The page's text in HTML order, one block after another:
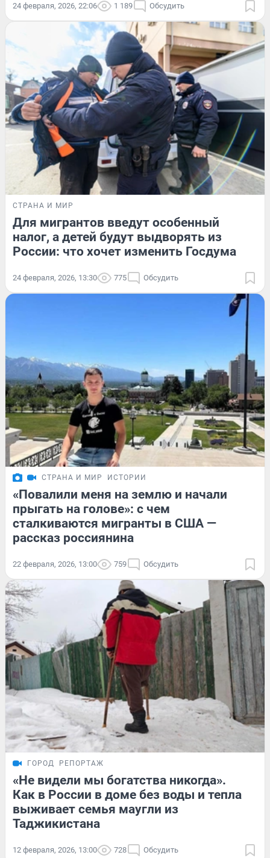
24 февраля, 2026, 22:06 1 189 Обсудить
СТРАНА И МИР
Для мигрантов введут особенный
налог, а детей будут выдворять из
России: что хочет изменить Госдума
24 февраля, 2026, 13:30 775 Обсудить
СТРАНА И МИР ИСТОРИИ
«Повалили меня на землю и начали
прыгать на голове»: с чем
сталкиваются мигранты в США —
рассказ россиянина
22 февраля, 2026, 13:00 759 Обсудить
ГОРОД РЕПОРТАЖ
«Не видели мы богатства никогда».
Как в России в доме без воды и тепла
выживает семья маугли из
Таджикистана
12 февраля, 2026, 13:00 728 Обсудить